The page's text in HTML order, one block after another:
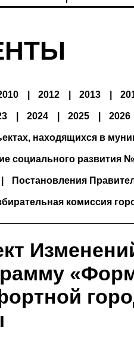
2012 2013
2024 2025 2026
находящихся в
социального развития
Постановления
комиссия